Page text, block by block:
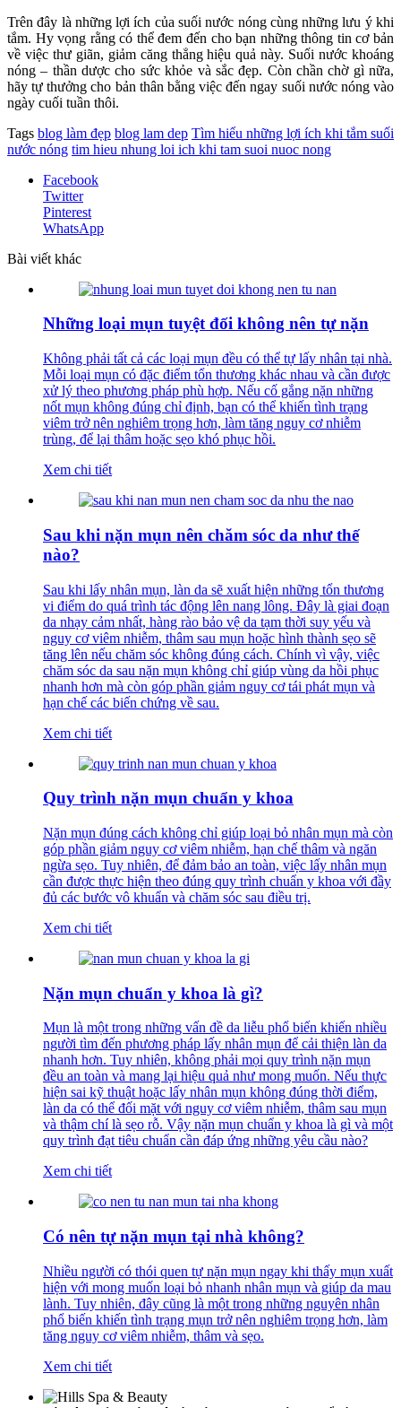
Trên đây là những lợi ích của suối nước nóng cùng những lưu ý khi
tắm. Hy vọng rằng có thể đem đến cho bạn những thông tin cơ bản
về việc thư giãn, giảm căng thẳng hiệu quả này. Suối nước khoáng
nóng – thần dược cho sức khỏe và sắc đẹp. Còn chần chờ gì nữa,
hãy tự thưởng cho bản thân bằng việc đến ngay suối nước nóng vào
ngày cuối tuần thôi.
Tags blog làm đẹp blog lam dep Tìm hiểu những lợi ích khi tắm suối
nước nóng tim hieu nhung loi ich khi tam suoi nuoc nong
Facebook
Twitter
Pinterest
WhatsApp
Bài viết khác
Những loại mụn tuyệt đối không nên tự nặn
Không phải tất cả các loại mụn đều có thể tự lấy nhân tại nhà.
Mỗi loại mụn có đặc điểm tổn thương khác nhau và cần được
xử lý theo phương pháp phù hợp. Nếu cố gắng nặn những
nốt mụn không đúng chỉ định, bạn có thể khiến tình trạng
viêm trở nên nghiêm trọng hơn, làm tăng nguy cơ nhiễm
trùng, để lại thâm hoặc sẹo khó phục hồi.
Xem chi tiết
Sau khi nặn mụn nên chăm sóc da như thế
nào?
Sau khi lấy nhân mụn, làn da sẽ xuất hiện những tổn thương
vi điểm do quá trình tác động lên nang lông. Đây là giai đoạn
da nhạy cảm nhất, hàng rào bảo vệ da tạm thời suy yếu và
nguy cơ viêm nhiễm, thâm sau mụn hoặc hình thành sẹo sẽ
tăng lên nếu chăm sóc không đúng cách. Chính vì vậy, việc
chăm sóc da sau nặn mụn không chỉ giúp vùng da hồi phục
nhanh hơn mà còn góp phần giảm nguy cơ tái phát mụn và
hạn chế các biến chứng về sau.
Xem chi tiết
Quy trình nặn mụn chuẩn y khoa
Nặn mụn đúng cách không chỉ giúp loại bỏ nhân mụn mà còn
góp phần giảm nguy cơ viêm nhiễm, hạn chế thâm và ngăn
ngừa sẹo. Tuy nhiên, để đảm bảo an toàn, việc lấy nhân mụn
cần được thực hiện theo đúng quy trình chuẩn y khoa với đầy
đủ các bước vô khuẩn và chăm sóc sau điều trị.
Xem chi tiết
Nặn mụn chuẩn y khoa là gì?
Mụn là một trong những vấn đề da liễu phổ biến khiến nhiều
người tìm đến phương pháp lấy nhân mụn để cải thiện làn da
nhanh hơn. Tuy nhiên, không phải mọi quy trình nặn mụn
đều an toàn và mang lại hiệu quả như mong muốn. Nếu thực
hiện sai kỹ thuật hoặc lấy nhân mụn không đúng thời điểm,
làn da có thể đối mặt với nguy cơ viêm nhiễm, thâm sau mụn
và thậm chí là sẹo rỗ. Vậy nặn mụn chuẩn y khoa là gì và một
quy trình đạt tiêu chuẩn cần đáp ứng những yêu cầu nào?
Xem chi tiết
Có nên tự nặn mụn tại nhà không?
Nhiều người có thói quen tự nặn mụn ngay khi thấy mụn xuất
hiện với mong muốn loại bỏ nhanh nhân mụn và giúp da mau
lành. Tuy nhiên, đây cũng là một trong những nguyên nhân
phổ biến khiến tình trạng mụn trở nên nghiêm trọng hơn, làm
tăng nguy cơ viêm nhiễm, thâm và sẹo.
Xem chi tiết